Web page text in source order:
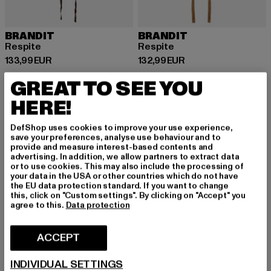
BRANDIT
Respite
133,99 EUR
Prix courant: 133,99 EUR
BRANDIT
Respite
132,99 EUR
Prix courant: 132,99 EUR
-10%
GREAT TO SEE YOU
HERE!
DefShop uses cookies to improve your use experience,
save your preferences, analyse use behaviour and to
provide and measure interest-based contents and
advertising. In addition, we allow partners to extract data
or to use cookies. This may also include the processing of
your data in the USA or other countries which do not have
the EU data protection standard. If you want to change
this, click on "Custom settings". By clicking on "Accept" you
agree to this. Data protection
ACCEPT
INDIVIDUAL SETTINGS